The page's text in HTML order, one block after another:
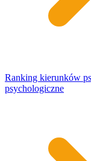
Ranking kierunków
psychologiczne